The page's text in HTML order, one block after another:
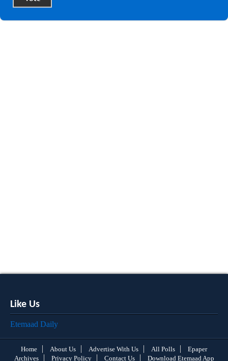
Like Us
Etemaad Daily
Home About Us Advertise With Us All Polls
Epaper
Archives
Privacy Policy Contact Us Download Etemaad App